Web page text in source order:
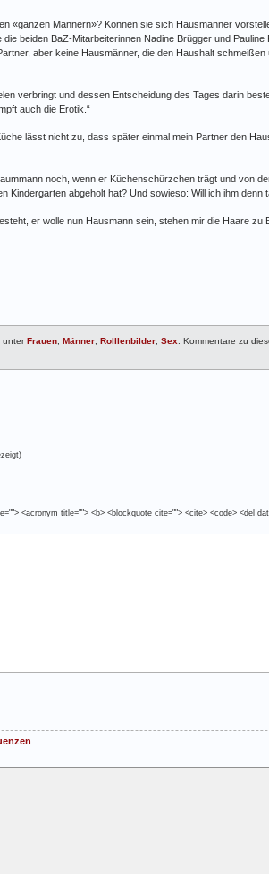
«ganzen Männern»? Können sie sich Hausmänner
beiden BaZ-Mitarbeiterinnen Nadine Brügger und
aber keine Hausmänner, die den Haushalt
verbringt und dessen Entscheidung des Tages darin
auch die Erotik.“
lässt nicht zu, dass später einmal mein Partner den
noch, wenn er Küchenschürzchen trägt und von
abgeholt hat? Und sowieso: Will ich ihm denn
er wolle nun Hausmann sein, stehen mir die Haare
unterFrauen Männer Rolllenbilder Sex . Kommentare zu
<acronym title=""> <b> <blockquote cite=""> <cite> <code> <del